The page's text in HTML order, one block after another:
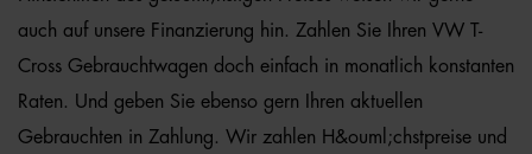
auch auf unsere Finanzierung hin. Zahlen Sie Ihren VW T-
Cross Gebrauchtwagen doch einfach in monatlich konstanten
Raten. Und geben Sie ebenso gern Ihren aktuellen
Gebrauchten in Zahlung. Wir zahlen H&ouml;chstpreise und